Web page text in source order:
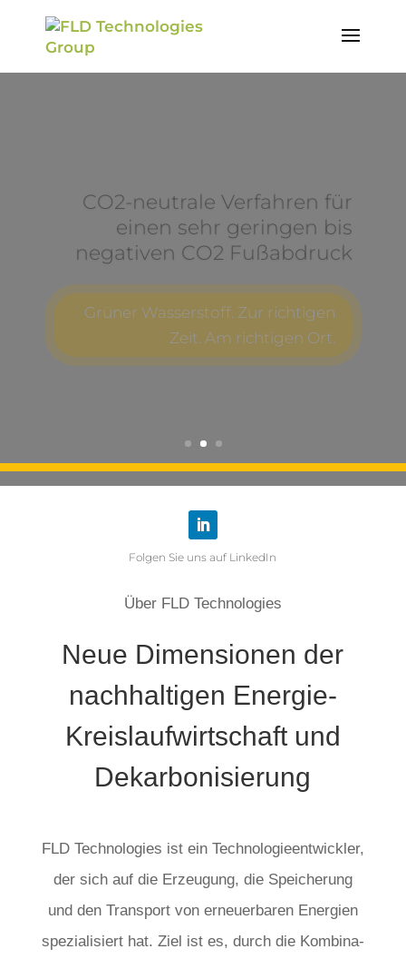
Von Nah­wär­me über indus­
tri­el­le Anwen­dun­gen bis hin
zum Ferntransport
Extrem ska­lier­ba­re Lösungen
Fol­gen Sie uns auf LinkedIn
Über FLD Technologies
Neue Dimen­sio­nen der
nach­hal­ti­gen Ener­gie-
Kreis­lauf­wirt­schaft und
Dekarbonisierung
FLD Tech­no­lo­gies ist ein Tech­no­lo­gie­ent­wick­ler,
der sich auf die Erzeu­gung, die Spei­che­rung
und den Trans­port von erneu­er­ba­ren Ener­gien
spe­zia­li­siert hat. Ziel ist es, durch die Kom­bi­na­